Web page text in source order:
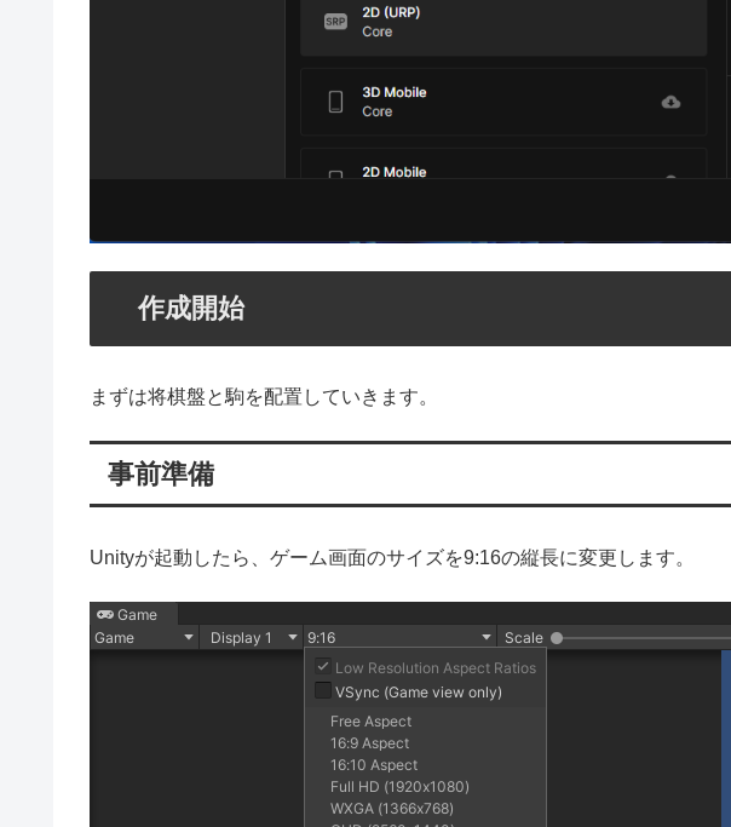
作成開始
まずは将棋盤と駒を配置していきます。
事前準備
Unityが起動したら、ゲーム画面のサイズを9:16の縦長に変更します。